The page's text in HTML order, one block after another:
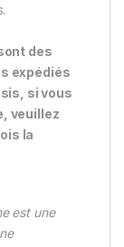
des
expédiés
si vous
veuillez
la
est une